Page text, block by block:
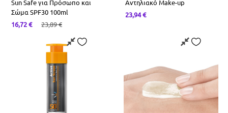
Sun Safe για Πρόσωπο και
Σώμα SPF30 100ml
16,72€ 23,89€
Αντηλιακό Make-up
23,94€